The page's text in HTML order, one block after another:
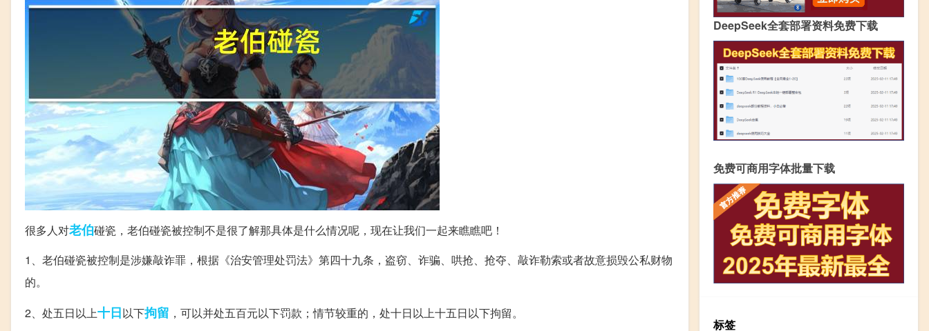
很多人对老伯碰瓷，老伯碰瓷被控制不是很了解那具体是什么情况呢，现在让我们一起来瞧瞧吧！
1、老伯碰瓷被控制是涉嫌敲诈罪，根据《治安管理处罚法》第四十九条，盗窃、诈骗、哄抢、抢夺、敲诈勒索或者故意损毁公私财物
的。
2、处五日以上十日以下拘留 ，可以并处五百元以下罚款；情节较重的，处十日以上十五日以下拘留。
DeepSeek全套部署资料免费下载
免费可商用字体批量下载
标签